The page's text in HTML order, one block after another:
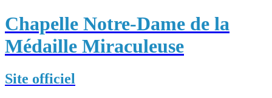
Chapelle Notre-Dame de la
Médaille Miraculeuse
Site officiel